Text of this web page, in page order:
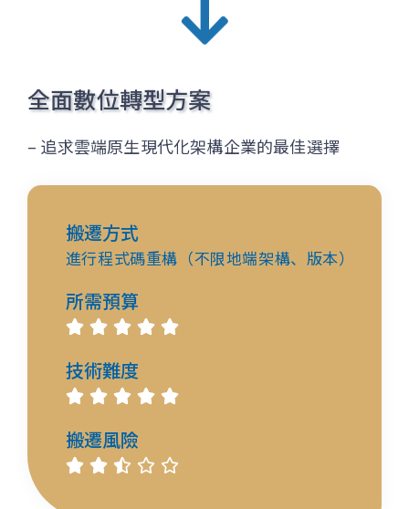
全面數位轉型方案
– 追求雲端原生現代化架構企業的最佳選擇
搬遷方式
進行程式碼重構（不限地端架構、版本）
所需預算
    
技術難度
    
搬遷風險
    